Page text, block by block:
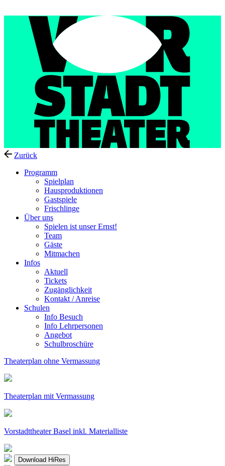
Zurück
Programm
Spielplan
Hausproduktionen
Gastspiele
Frischlinge
Über uns
Spielen ist unser Ernst!
Team
Gäste
Mitmachen
Infos
Aktuell
Tickets
Zugänglichkeit
Kontakt / Anreise
Schulen
Info Besuch
Info Lehrpersonen
Angebot
Schulbroschüre
Theaterplan ohne Vermassung
Theaterplan mit Vermassung
Vorstadttheater Basel inkl. Materialliste
Download HiRes